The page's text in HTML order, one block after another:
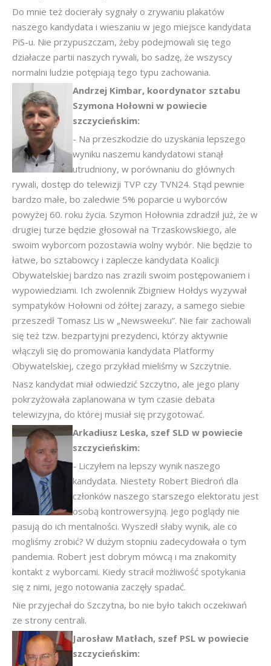
Do mnie też docierały sygnały o zrywaniu plakatów
naszego kandydata i wieszaniu w jego miejsce kandydata
PiS-u. Nie przypuszczam, żeby podejmowali się tego
działacze partii naszych rywali, bo sadzę, że wszyscy
normalni ludzie potępiają tego typu zachowania.
Andrzej Kimbar, koordynator sztabu
Szymona Hołowni w powiecie
szczycieńskim:
- Na przeszkodzie do uzyskania lepszego
wyniku naszemu kandydatowi stanął
utrudniony, w porównaniu do głównych
rywali, dostęp do telewizji TVP czy TVN24. Stąd pewnie
bardzo małe, bo zaledwie 5% poparcie u wyborców
powyżej 60. roku życia. Szymon Hołownia zdradził już, że w
drugiej turze będzie głosował na Trzaskowskiego, ale
swoim wyborcom pozostawia wolny wybór. Nie będzie to
łatwe, bo sztabowcy i zaplecze kandydata Koalicji
Obywatelskiej bardzo nas zrazili swoim postępowaniem i
wypowiedziami. Ich zwolennik Zbigniew Hołdys wyzywał
sympatyków Hołowni od żółtej zarazy, a samego siebie
przeszedł Tomasz Lis w „Newsweeku”. Nie fair zachowali
się też tzw. bezpartyjni prezydenci, którzy aktywnie
włączyli się do promowania kandydata Platformy
Obywatelskiej, czego przykład mieliśmy w Szczytnie.
Nasz kandydat miał odwiedzić Szczytno, ale jego plany
pokrzyżowała zaplanowana w tym czasie debata
telewizyjna, do której musiał się przygotować.
Arkadiusz Leska, szef SLD w powiecie
szczycieńskim:
- Liczyłem na lepszy wynik naszego
kandydata. Niestety Robert Biedroń dla
członków naszego starszego elektoratu jest
osobą kontrowersyjną. Jego poglądy nie
pasują do ich mentalności. Wyszedł słaby wynik, ale co
mogliśmy zrobić? W dużym stopniu zadecydowała o tym
pandemia. Robert jest dobrym mówcą i ma znakomity
kontakt z wyborcami. Kiedy stracił możliwość spotykania
się z nimi, jego notowania zaczęły spadać.
Nie przyjechał do Szczytna, bo nie było takich oczekiwań
ze strony centrali.
Jarosław Matłach, szef PSL w powiecie
szczycieńskim: